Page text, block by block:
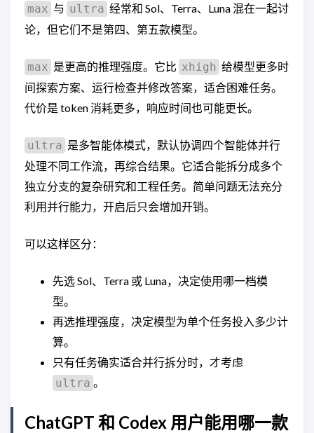
max 与 ultra 经常和 Sol、Terra、Luna 混在一起讨
论，但它们不是第四、第五款模型。
max 是更高的推理强度。它比 xhigh 给模型更多时
间探索方案、运行检查并修改答案，适合困难任务。
代价是 token 消耗更多，响应时间也可能更长。
ultra 是多智能体模式，默认协调四个智能体并行
处理不同工作流，再综合结果。它适合能拆分成多个
独立分支的复杂研究和工程任务。简单问题无法充分
利用并行能力，开启后只会增加开销。
可以这样区分：
先选 Sol、Terra 或 Luna，决定使用哪一档模
型。
再选推理强度，决定模型为单个任务投入多少计
算。
只有任务确实适合并行拆分时，才考虑
ultra 。
ChatGPT 和 Codex 用户能用哪一款